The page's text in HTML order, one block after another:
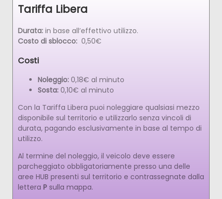
Tariffa Libera
Durata: in base all’effettivo utilizzo.
Costo di sblocco: 0,50€
Costi
Noleggio: 0,18€ al minuto
Sosta: 0,10€ al minuto
Con la Tariffa Libera puoi noleggiare qualsiasi mezzo
disponibile sul territorio e utilizzarlo senza vincoli di
durata, pagando esclusivamente in base al tempo di
utilizzo.
Al termine del noleggio, il veicolo deve essere
parcheggiato obbligatoriamente presso una delle
aree HUB presenti sul territorio e contrassegnate dalla
lettera P sulla mappa.